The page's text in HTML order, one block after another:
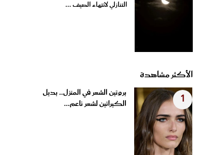
التنازلي لانتهاء الصيف ...
الأكثر مشاهدة
1
بروتين الشعر في المنزل.. بديل
الكيراتين لشعر ناعم...